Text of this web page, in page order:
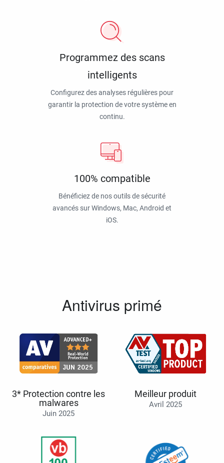
Programmez des scans
intelligents
Configurez des analyses régulières pour
garantir la protection de votre système en
continu.
100% compatible
Bénéficiez de nos outils de sécurité
avancés sur Windows, Mac, Android et
iOS.
Antivirus primé
3* Protection contre les
malwares
Juin 2025
Meilleur produit
Avril 2025